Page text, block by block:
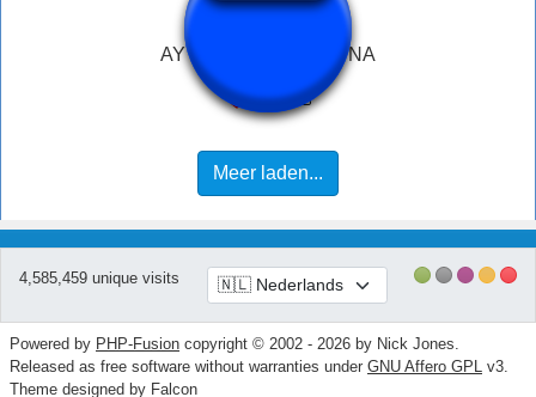
AY BARBIE SABI KO NA
Meer laden...
4,585,459 unique visits
Powered by PHP-Fusion copyright © 2002 - 2026 by Nick Jones.
Released as free software without warranties under GNU Affero GPL v3.
Theme designed by Falcon